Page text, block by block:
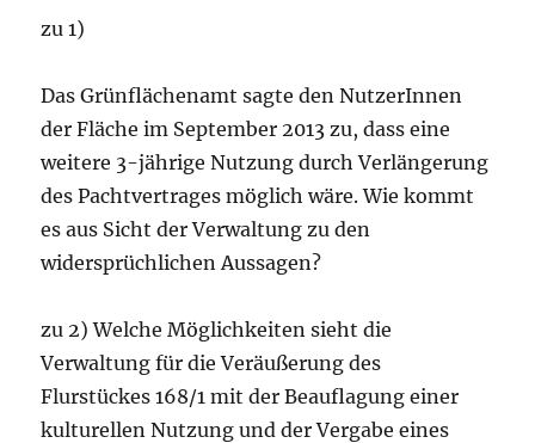
zu 1)
Das Grünflächenamt sagte den NutzerInnen
der Fläche im September 2013 zu, dass eine
weitere 3-jährige Nutzung durch Verlängerung
des Pachtvertrages möglich wäre. Wie kommt
es aus Sicht der Verwaltung zu den
widersprüchlichen Aussagen?
zu 2) Welche Möglichkeiten sieht die
Verwaltung für die Veräußerung des
Flurstückes 168/1 mit der Beauflagung einer
kulturellen Nutzung und der Vergabe eines